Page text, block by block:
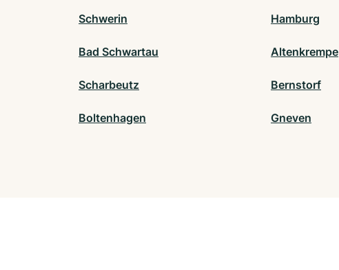
Schwerin Hamburg
Bad Schwartau Altenkrempe
Scharbeutz Bernstorf
Boltenhagen Gneven